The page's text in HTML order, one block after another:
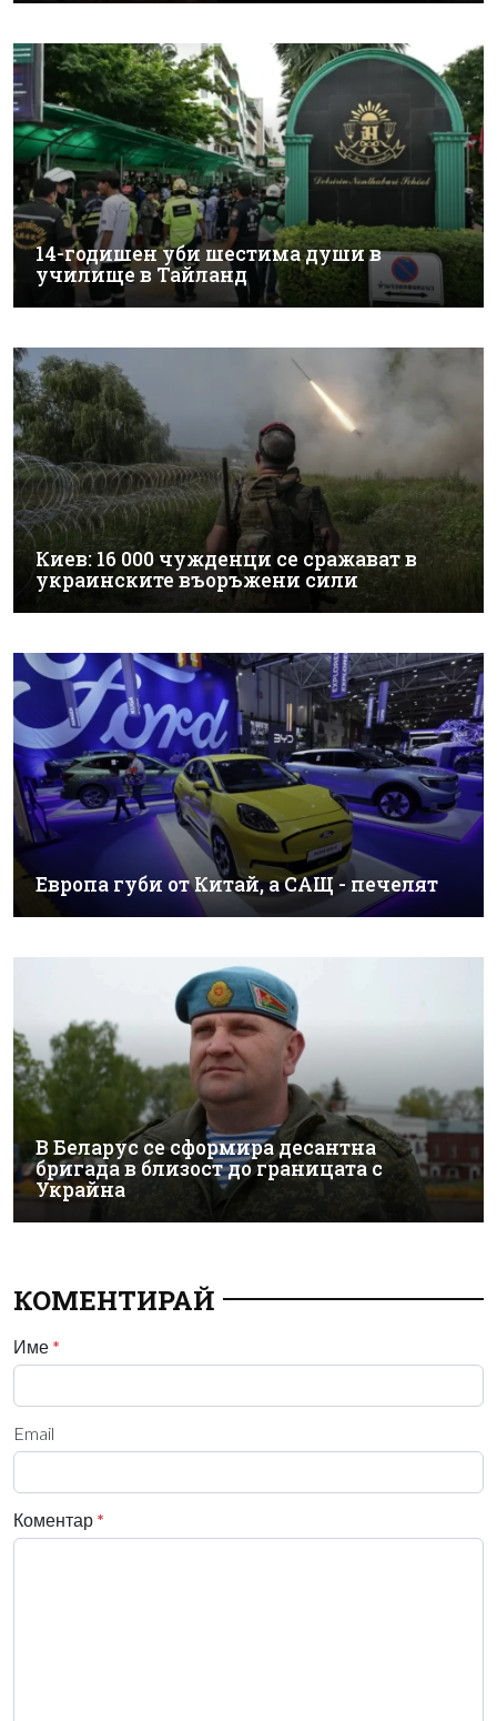
14-годишен уби шестима души в
училище в Тайланд
Киев: 16 000 чужденци се сражават в
украинските въоръжени сили
Европа губи от Китай, а САЩ - печелят
В Беларус се сформира десантна
бригада в близост до границата с
Украйна
КОМЕНТИРАЙ
Име *
Email
Коментар *